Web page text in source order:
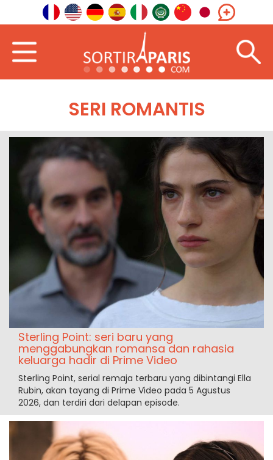
SERI ROMANTIS
Sterling Point: seri baru yang
menggabungkan romansa dan rahasia
keluarga hadir di Prime Video
Sterling Point, serial remaja terbaru yang dibintangi Ella
Rubin, akan tayang di Prime Video pada 5 Agustus
2026, dan terdiri dari delapan episode.